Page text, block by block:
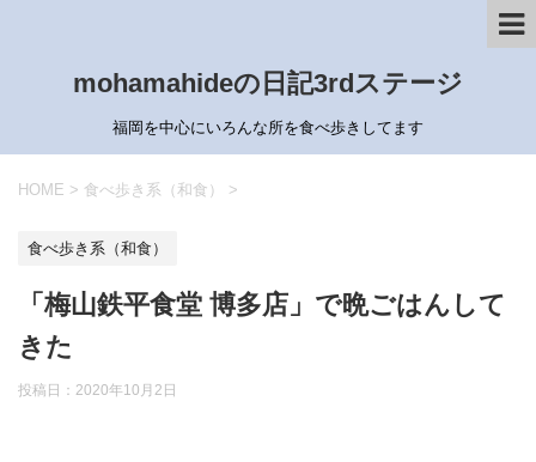
mohamahideの日記3rdステージ
福岡を中心にいろんな所を食べ歩きしてます
HOME > 食べ歩き系（和食） >
食べ歩き系（和食）
「梅山鉄平食堂 博多店」で晩ごはんして
きた
投稿日： 2020年10月2日